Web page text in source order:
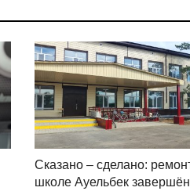
Сказано – сделано:
школе Ауельбек